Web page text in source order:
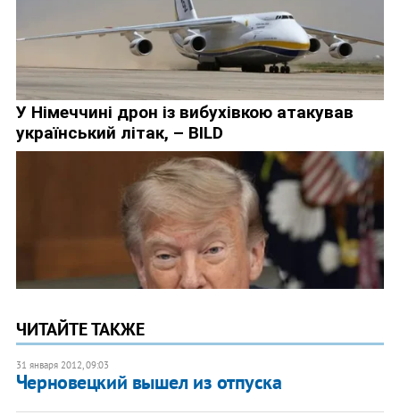
ЧИТАЙТЕ ТАКЖЕ
31 января 2012, 09:03
Черновецкий вышел из отпуска